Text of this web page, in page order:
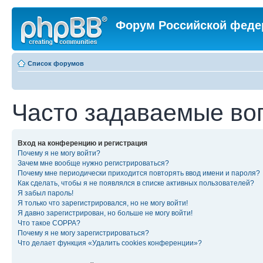
Форум Российской
Список форумов
Часто задаваемые
Вход на конференцию и регистрация
Почему я не могу войти?
Зачем мне вообще нужно регистрироваться?
Почему мне периодически приходится повторять ввод имени и пароля?
Как сделать, чтобы я не появлялся в списке активных пользователей?
Я забыл пароль!
Я только что зарегистрировался, но не могу войти!
Я давно зарегистрирован, но больше не могу войти!
Что такое COPPA?
Почему я не могу зарегистрироваться?
Что делает функция «Удалить cookies конференции»?